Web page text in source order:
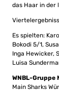
das Haar in der
Es spielten:
Bokodi 5/1,
Inga Hewicker,
Luisa
WNBL-Gruppe
Main Sharks